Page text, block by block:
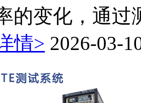
的变化，通
情> 2026-03-